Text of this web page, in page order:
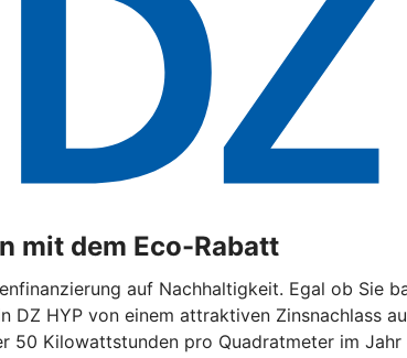
mit dem Eco-Rabatt
auf Nachhaltigkeit. Egal ob Sie
DZ HYP von einem attraktiven Zinsnachlass
50 Kilowattstunden pro Quadratmeter im Jahr